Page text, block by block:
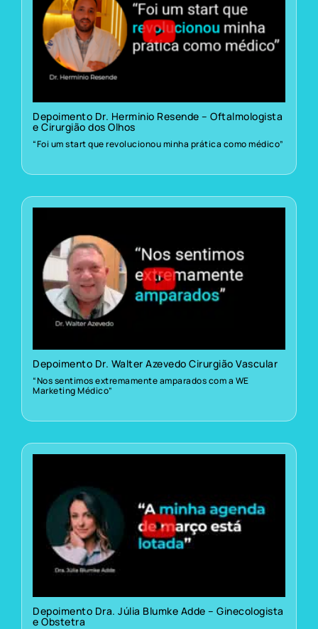
Depoimento Dr. Herminio Resende – Oftalmologista
e Cirurgião dos Olhos
“Foi um start que revolucionou minha prática como médico”
Depoimento Dr. Walter Azevedo Cirurgião Vascular
“Nos sentimos extremamente amparados com a WE
Marketing Médico”
Depoimento Dra. Júlia Blumke Adde – Ginecologista
e Obstetra